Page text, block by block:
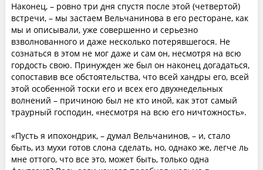
Наконец, – ровно три дня спустя после этой (четвертой)
встречи, – мы застаем Вельчанинова в его ресторане, как
мы и описывали, уже совершенно и серьезно
взволнованного и даже несколько потерявшегося. Не
сознаться в этом не мог даже и сам он, несмотря на всю
гордость свою. Принужден же был он наконец догадаться,
сопоставив все обстоятельства, что всей хандры его, всей
этой особенной тоски его и всех его двухнедельных
волнений – причиною был не кто иной, как этот самый
траурный господин, «несмотря на всю его ничтожность».
«Пусть я ипохондрик, – думал Вельчанинов, – и, стало
быть, из мухи готов слона сделать, но, однако же, легче ль
мне оттого, что все это, может быть, только одна